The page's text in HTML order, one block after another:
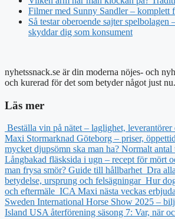
Filmer med Sunny Sandler – komplett
Så testar oberoende sajter spelbolagen
skyddar dig som konsument
nyhetssnack.se är din moderna nöjes- och
och kurerad för det som betyder något just nu.
Läs mer
Beställa vin på nätet – laglighet,
Maxi Stormarknad Göteborg – priser,
mycket djupsömn ska man ha? Normalt
Långbakad fläsksida i ugn – recept för mört
man frysa smör? Guide till hållbarhet Dra
betydelse, ursprung och felsägningar Hur
och eftermäle ICA Maxi nästa veckas
Sweden International Horse Show 2025 –
Island USA återförening säsong 7: Var, när